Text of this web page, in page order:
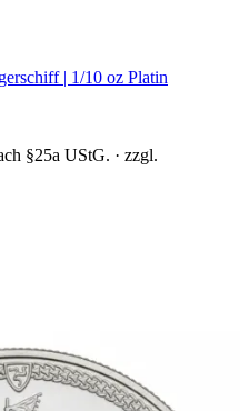
| 1/10 oz Platin
§25a UStG. · zzgl.